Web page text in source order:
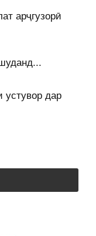
арҷгузорӣ
устувор дар